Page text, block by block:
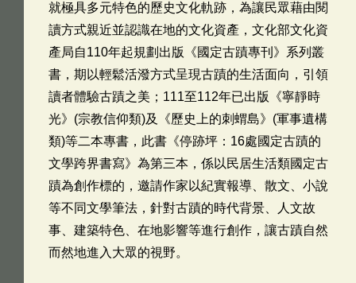
就極具多元特色的歷史文化軌跡，為讓民眾藉由閱
讀方式親近並認識在地的文化資產，文化部文化資
產局自110年起規劃出版《國定古蹟專刊》系列叢
書，期以輕鬆活潑方式呈現古蹟的生活面向，引領
讀者體驗古蹟之美；111至112年已出版《寧靜時
光》(宗教信仰類)及《歷史上的刺蝟島》(軍事遺構
類)等二本專書，此書《停跡坪：16處國定古蹟的
文學跨界書寫》為第三本，係以民居生活類國定古
蹟為創作標的，邀請作家以紀實報導、散文、小說
等不同文學筆法，針對古蹟的時代背景、人文故
事、建築特色、在地影響等進行創作，讓古蹟自然
而然地進入大眾的視野。